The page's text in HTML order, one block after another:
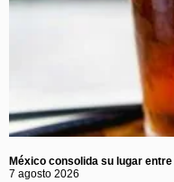
México consolida su lugar
7 agosto 2026